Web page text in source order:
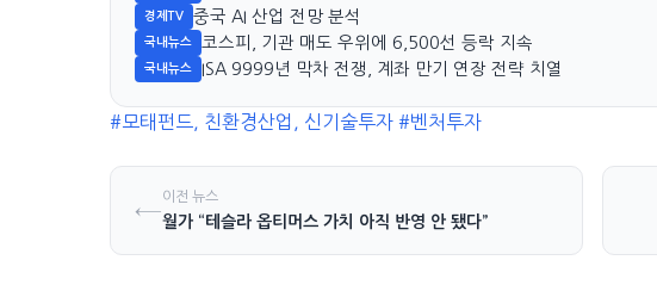
경제TV 중국 AI 산업 전망 분석
국내뉴스 코스피, 기관 매도 우위에 6,500선 등락 지속
국내뉴스 ISA 9999년 막차 전쟁, 계좌 만기 연장 전략 치열
#모태펀드, 친환경산업, 신기술투자 #벤처투자
←이전 뉴스
월가 “테슬라 옵티머스 가치 아직 반영 안 됐다”